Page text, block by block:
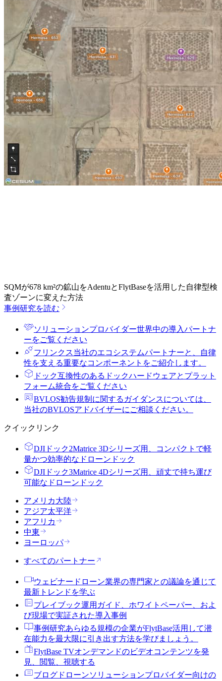
SQMが678 km²の鉱山をAdentuとFlytBaseを活用した自律型検
査ゾーンに変えた方法
事例研究を読む
ソリューションプロバイダー世界中の導入パートナ
ーをご覧ください
フリンクス当社のエコシステムパートナーと、自律
性を支える重要なコンポーネントをご紹介します。
ドック互換性のあるドックハードウェアとプラット
フォーム統合をご覧ください
BVLOS勧告規制に関するガイダンスについては、
当社のBVLOSアドバイザーにご相談ください。
クイックリンク
DJIドック2Matrice 3Dシリーズ用、コンパクトで軽
量かつ効率的なドローンドック
DJIドック3Matrice 4Dシリーズ用、頑丈で持ち運び
可能なドローンドック
アメリカ大陸
アジア太平洋
アフリカ
中東
ヨーロッパ
すべてのパートナー
ウェビナー ドローン業界の専門家との議論を通じて
最新トレンドを学ぶ
プレイブック運用ガイド、ホワイトペーパー、およ
び現場で実証された導入事例
事例研究あらゆる規模の企業がFlytBase活用して潜
在能力を最大限に引き出す方法を学びましょう。
FlytBase TVオンデマンドのビデオコンテンツを発
見、閲覧、視聴する
ブログ ドローンソリューションプロバイダー向けの